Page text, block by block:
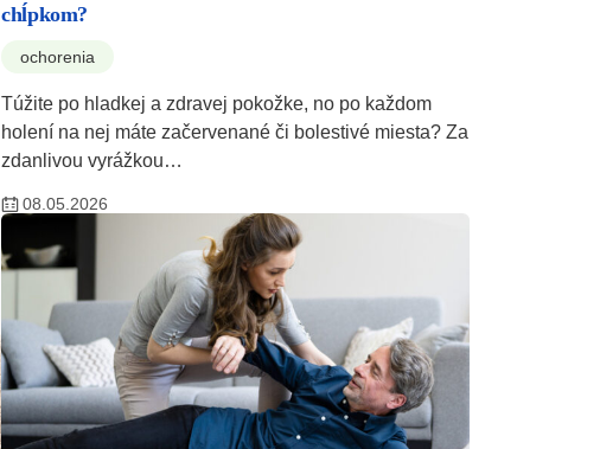
chĺpkom?
ochorenia
Túžite po hladkej a zdravej pokožke, no po každom
holení na nej máte začervenané či bolestivé miesta? Za
zdanlivou vyrážkou…
08.05.2026